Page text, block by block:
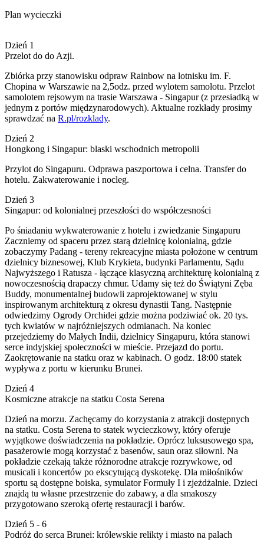
Plan wycieczki
Dzień 1
Przelot do do Azji.
Zbiórka przy stanowisku odpraw Rainbow na lotnisku im. F.
Chopina w Warszawie na 2,5odz. przed wylotem samolotu. Przelot
samolotem rejsowym na trasie Warszawa - Singapur (z przesiadką w
jednym z portów międzynarodowych). Aktualne rozkłady prosimy
sprawdzać na R.pl/rozklady.
Dzień 2
Hongkong i Singapur: blaski wschodnich metropolii
Przylot do Singapuru. Odprawa paszportowa i celna. Transfer do
hotelu. Zakwaterowanie i nocleg.
Dzień 3
Singapur: od kolonialnej przeszłości do współczesności
Po śniadaniu wykwaterowanie z hotelu i zwiedzanie Singapuru
Zaczniemy od spaceru przez starą dzielnicę kolonialną, gdzie
zobaczymy Padang - tereny rekreacyjne miasta położone w centrum
dzielnicy biznesowej, Klub Krykieta, budynki Parlamentu, Sądu
Najwyższego i Ratusza - łączące klasyczną architekturę kolonialną z
nowoczesnością drapaczy chmur. Udamy się też do Świątyni Zęba
Buddy, monumentalnej budowli zaprojektowanej w stylu
inspirowanym architekturą z okresu dynastii Tang. Następnie
odwiedzimy Ogrody Orchidei gdzie można podziwiać ok. 20 tys.
tych kwiatów w najróżniejszych odmianach. Na koniec
przejedziemy do Małych Indii, dzielnicy Singapuru, która stanowi
serce indyjskiej społeczności w mieście. Przejazd do portu.
Zaokrętowanie na statku oraz w kabinach. O godz. 18:00 statek
wypływa z portu w kierunku Brunei.
Dzień 4
Kosmiczne atrakcje na statku Costa Serena
Dzień na morzu. Zachęcamy do korzystania z atrakcji dostępnych
na statku. Costa Serena to statek wycieczkowy, który oferuje
wyjątkowe doświadczenia na pokładzie. Oprócz luksusowego spa,
pasażerowie mogą korzystać z basenów, saun oraz siłowni. Na
pokładzie czekają także różnorodne atrakcje rozrywkowe, od
musicali i koncertów po ekscytującą dyskotekę. Dla miłośników
sportu są dostępne boiska, symulator Formuły I i zjeżdżalnie. Dzieci
znajdą tu własne przestrzenie do zabawy, a dla smakoszy
przygotowano szeroką ofertę restauracji i barów.
Dzień 5 - 6
Podróż do serca Brunei: królewskie relikty i miasto na palach